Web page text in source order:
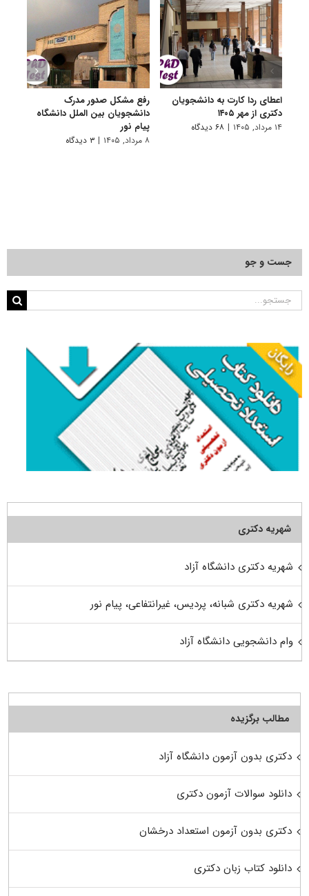
اعطای ردا کارت به دانشجویان
دکتری از مهر ۱۴۰۵
۱۴ مرداد, ۱۴۰۵ | ۶۸ دیدگاه
رفع مشکل صدور مدرک
دانشجویان بین الملل دانشگاه
پیام نور
۸ مرداد, ۱۴۰۵ | ۳ دیدگاه
جست و جو
جستجو
شهریه دکتری
شهریه دکتری دانشگاه آزاد
شهریه دکتری شبانه، پردیس، غیرانتفاعی، پیام نور
وام دانشجویی دانشگاه آزاد
مطالب برگزیده
دکتری بدون آزمون دانشگاه آزاد
دانلود سوالات آزمون دکتری
دکتری بدون آزمون استعداد درخشان
دانلود کتاب زبان دکتری